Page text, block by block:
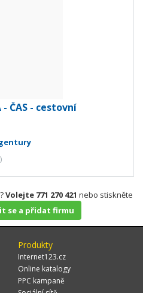
- ČAS - cestovní
Volejte 771 270 421 nebo stiskněte
se a přidat firmu
Produkty
Internet123.cz
Online katalogy
PPC kampaně